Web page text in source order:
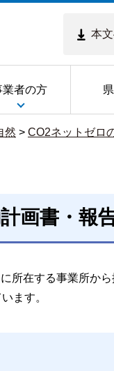
本
業者の方
然 > CO2ネットゼロ
画書・報
所在する事業所か
ます。